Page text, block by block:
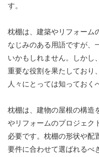
す。
枕棚は、建築やリフォーム
なじみのある用語ですが、
いかもしれません。しかし
重要な役割を果たしており
人々にとっては知っておく
枕棚は、建物の屋根の構造
やリフォームのプロジェク
必要です。枕棚の形状や配
要件に合わせて選ばれるべ